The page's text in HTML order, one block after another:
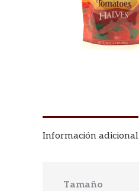
Información adicional
Tamaño